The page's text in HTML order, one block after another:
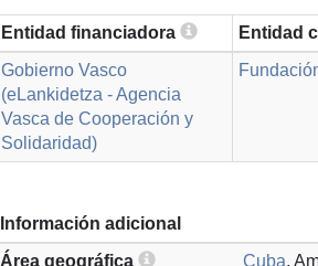
Entidad financiadora Entidad
Gobierno Vasco
(eLankidetza - Agencia
Vasca de Cooperación y
Solidaridad)
Información adicional
Área geográfica
Cuba,